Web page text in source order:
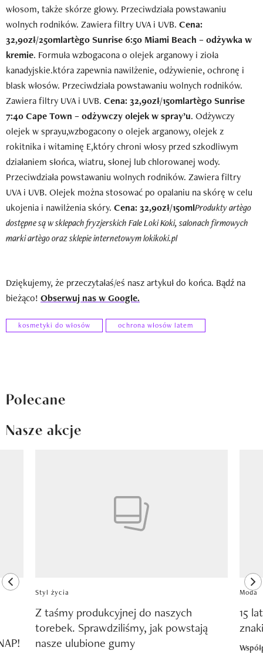
włosom, także skórze głowy. Przeciwdziała powstawaniu
wolnych rodników. Zawiera filtry UVA i UVB. Cena:
32,90zł/250mlartègo Sunrise6:50 Miami Beach – odżywka w
kremie. Formuła wzbogacona o olejek arganowy i zioła
kanadyjskie.która zapewnia nawilżenie, odżywienie, ochronę i
blask włosów. Przeciwdziała powstawaniu wolnych rodników.
Zawiera filtry UVA i UVB. Cena: 32,90zł/150mlartègo Sunrise
7:40 Cape Town – odżywczyolejek w spray’u. Odżywczy
olejek w sprayu,wzbogacony o olejek arganowy, olejek z
rokitnika i witaminę E,który chroni włosy przed szkodliwym
działaniem słońca, wiatru, słonej lub chlorowanej wody.
Przeciwdziała powstawaniu wolnych rodników. Zawiera filtry
UVA i UVB. Olejek można stosować po opalaniu na skórę w celu
ukojenia i nawilżenia skóry. Cena: 32,90zł/150mlProdukty artègo
dostępne są w sklepach fryzjerskich Fale Loki Koki, salonach firmowych
marki artègo oraz sklepie internetowym lokikoki.pl
Dziękujemy, że przeczytałaś/eś nasz artykuł do końca. Bądź na
bieżąco! Obserwuj nas w Google.
kosmetyki do włosów ochrona włosów latem
Polecane
Nasze akcje
previous element
Styl życia
Z taśmy produkcyjnej do naszych
torebek. Sprawdziliśmy, jak powstają
nasze ulubione gumy
Moda
15